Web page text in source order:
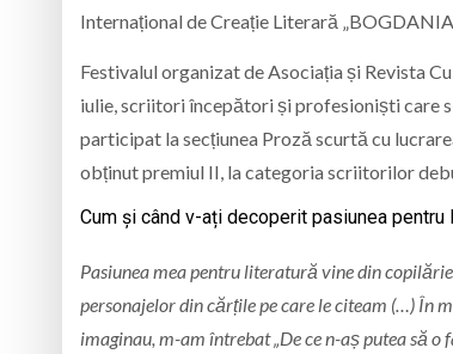
Internațional de Creație Literară
Festivalul organizat de Asociația și Revista
iulie, scriitori începători și profesioniști care
participat la secțiunea Proză scurtă cu
obținut premiul II, la categoria scriitorilor
Cum și când v-ați decoperit pasiunea pentru
Pasiunea mea pentru literatură vine din
personajelor din cărțile pe care le citeam (…) În
imaginau, m-am întrebat „De ce n-aș putea să o